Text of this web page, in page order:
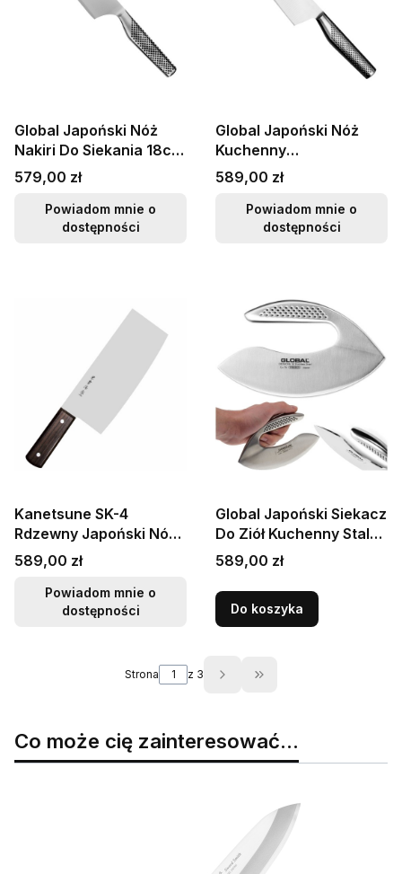
Global Japoński Nóż
Nakiri Do Siekania 18cm
GF-100
Cena
579,00 zł
Powiadom mnie o
dostępności
Global Japoński Nóż
Kuchenny
Profesjonalny Do
Warzyw 56-58 HRC
20cm GF-36
Cena
589,00 zł
Powiadom mnie o
dostępności
Kanetsune SK-4
Rdzewny Japoński Nóż
w Stylu Chińskim Do
Siekania 22 x 9cm
Cena
589,00 zł
Powiadom mnie o
dostępności
Global Japoński Siekacz
Do Ziół Kuchenny Stal
Nierdzewna 56-58HRC
11cm G-76
Cena
589,00 zł
Do koszyka
Strona z 3 Przejdź do ostatniej
Co może cię zainteresować...